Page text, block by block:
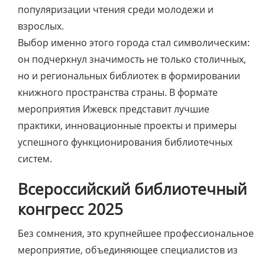
популяризации чтения среди молодежи и
взрослых.
Выбор именно этого города стал символическим:
он подчеркнул значимость не только столичных,
но и региональных библиотек в формировании
книжного пространства страны. В формате
мероприятия Ижевск представит лучшие
практики, инновационные проекты и примеры
успешного функционирования библиотечных
систем.
Всероссийский библиотечный
конгресс 2025
Без сомнения, это крупнейшее профессиональное
мероприятие, объединяющее специалистов из